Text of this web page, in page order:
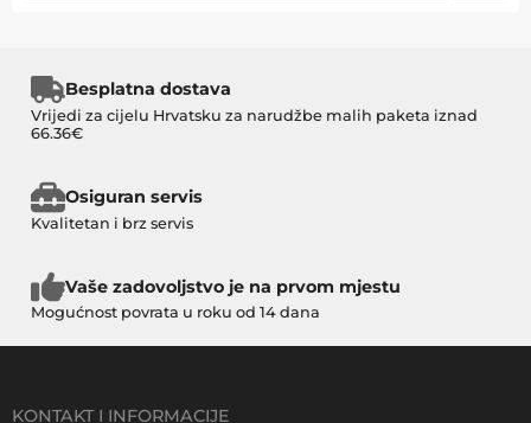
Besplatna dostava
Vrijedi za cijelu Hrvatsku za narudžbe malih paketa iznad
66.36€
Osiguran servis
Kvalitetan i brz servis
Vaše zadovoljstvo je na prvom mjestu
Mogućnost povrata u roku od 14 dana
KONTAKT I INFORMACIJE